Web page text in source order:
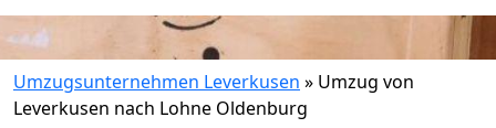
Umzugsunternehmen Leverkusen » Umzug von
Leverkusen nach Lohne Oldenburg